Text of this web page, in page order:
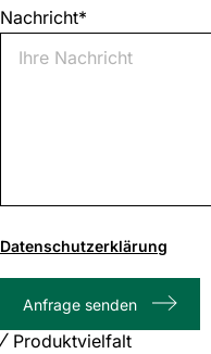
Nachricht*
von
Zeichenanzahl
Datenschutzerklärung
Anfrage senden
Produktvielfalt